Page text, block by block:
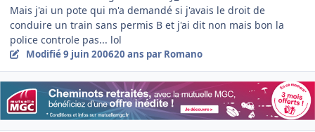
Mais j'ai un pote qui m'a demandé si j'avais le droit de
conduire un train sans permis B et j'ai dit non mais bon la
police controle pas... lol
Modifié9 juin 200620 ans par Romano